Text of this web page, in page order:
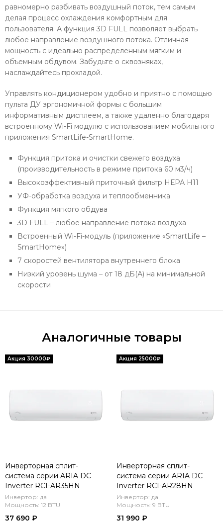
равномерно разбивать воздушный поток, тем самым
делая процесс охлаждения комфортным для
пользователя. А функция 3D FULL позволяет выбрать
любое направление воздушного потока. Отличная
мощность с идеально распределенным мягким и
объемным обдувом. Забудьте о сквозняках,
наслаждайтесь прохладой.
Управлять кондиционером удобно и приятно с помощью
пульта ДУ эргономичной формы с большим
информативным дисплеем, а также удаленно благодаря
встроенному Wi-Fi модулю с использованием мобильного
приложения SmartLife-SmartHome.
Функция притока и очистки свежего воздуха
(производительность в режиме притока 60 м3/ч)
Высокоэффективный приточный фильтр НЕРА Н11
УФ-обработка воздуха и теплообменника
Функция мягкого обдува
3D FULL – любое направление потока воздуха
Встроенный Wi-Fi-модуль (приложение «SmartLife –
SmartHome»)
7 скоростей вентилятора внутреннего блока
Низкий уровень шума – от 18 дБ(А) на минимальной
скорости
Аналогичные товары
Инверторная сплит-
система серии ARIA DC
Inverter RCI-AR35HN
(комплект)
Инвертор: да
Мощность: 12 BTU
37 690 ₽
Инверторная сплит-
система серии ARIA DC
Inverter RCI-AR28HN
(комплект)
Инвертор: да
Мощность: 9 BTU
31 990 ₽